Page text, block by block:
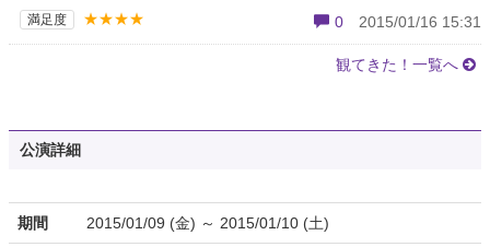
満足度 ★★★★ 0 2015/01/16 15:31
観てきた！一覧へ
公演詳細
期間 2015/01/09 (金) ～ 2015/01/10 (土)